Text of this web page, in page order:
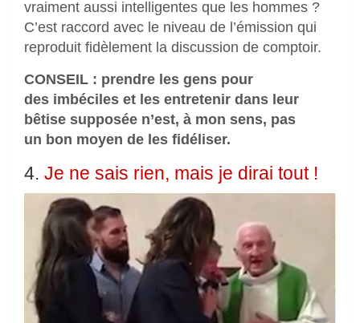
vraiment aussi intelligentes que les hommes ?
C’est raccord avec le niveau de l’émission qui
reproduit fidèlement la discussion de comptoir.
CONSEIL : prendre les gens pour
des imbéciles et les entretenir dans leur
bêtise supposée n’est, à mon sens, pas
un bon moyen de les fidéliser.
4. Je ne sais rien, mais je dirai tout !